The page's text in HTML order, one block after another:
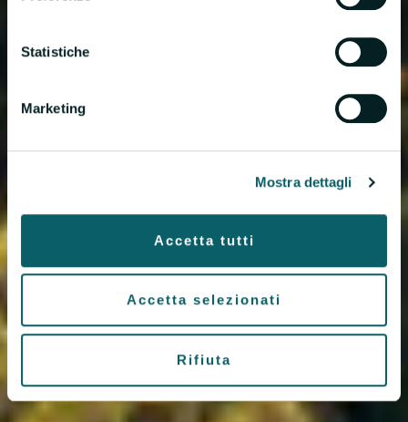
Statistiche
Marketing
Mostra dettagli
Accetta tutti
Accetta selezionati
Rifiuta